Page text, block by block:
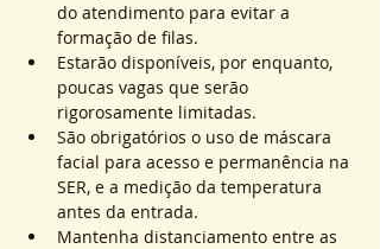
do atendimento para evitar a
formação de filas.
Estarão disponíveis, por enquanto,
poucas vagas que serão
rigorosamente limitadas.
São obrigatórios o uso de máscara
facial para acesso e permanência na
SER, e a medição da temperatura
antes da entrada.
Mantenha distanciamento entre as